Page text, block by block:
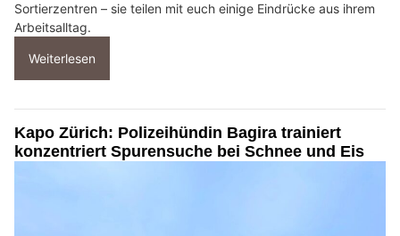
Sortierzentren – sie teilen mit euch einige Eindrücke aus ihrem
Arbeitsalltag.
Weiterlesen
Kapo Zürich: Polizeihündin Bagira trainiert
konzentriert Spurensuche bei Schnee und Eis